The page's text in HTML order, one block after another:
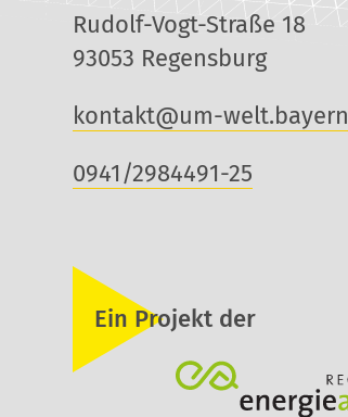
Rudolf-Vogt-Straße 18
93053 Regensburg
kontakt@um-welt.bayern
0941/2984491-25
Ein Projekt der